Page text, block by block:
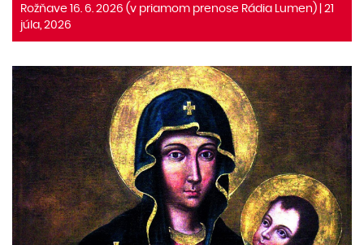
Rožňave 16. 6. 2026 (v priamom prenose Rádia Lumen) | 21
júla, 2026